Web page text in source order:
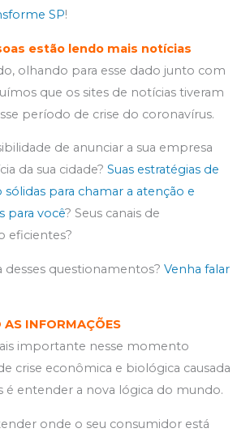
SP!
estão lendo mais notícias
olhando para esse dado junto com
que os sites de notícias tiveram
período de crise do coronavírus.
de anunciar a sua empresa
da sua cidade? Suas estratégias de
para chamar a atenção e
para você? Seus canais de
eficientes?
desses questionamentos? Venha falar
INFORMAÇÕES
importante nesse momento
crise econômica e biológica causada
é entender a nova lógica do mundo.
onde o seu consumidor está